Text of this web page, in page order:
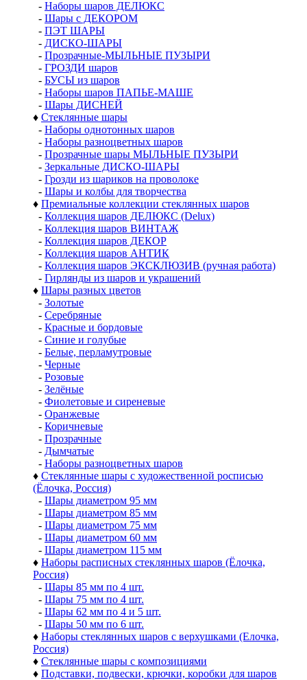
- Наборы шаров ДЕЛЮКС
- Шары с ДЕКОРОМ
- ПЭТ ШАРЫ
- ДИСКО-ШАРЫ
- Прозрачные-МЫЛЬНЫЕ ПУЗЫРИ
- ГРОЗДИ шаров
- БУСЫ из шаров
- Наборы шаров ПАПЬЕ-МАШЕ
- Шары ДИСНЕЙ
♦ Стеклянные шары
- Наборы однотонных шаров
- Наборы разноцветных шаров
- Прозрачные шары МЫЛЬНЫЕ ПУЗЫРИ
- Зеркальные ДИСКО-ШАРЫ
- Грозди из шариков на проволоке
- Шары и колбы для творчества
♦ Премиальные коллекции стеклянных шаров
- Коллекция шаров ДЕЛЮКС (Delux)
- Коллекция шаров ВИНТАЖ
- Коллекция шаров ДЕКОР
- Коллекция шаров АНТИК
- Коллекция шаров ЭКСКЛЮЗИВ (ручная работа)
- Гирлянды из шаров и украшений
♦ Шары разных цветов
- Золотые
- Серебряные
- Красные и бордовые
- Синие и голубые
- Белые, перламутровые
- Черные
- Розовые
- Зелёные
- Фиолетовые и сиреневые
- Оранжевые
- Коричневые
- Прозрачные
- Дымчатые
- Наборы разноцветных шаров
♦ Стеклянные шары с художественной росписью
(Ёлочка, Россия)
- Шары диаметром 95 мм
- Шары диаметром 85 мм
- Шары диаметром 75 мм
- Шары диаметром 60 мм
- Шары диаметром 115 мм
♦ Наборы расписных стеклянных шаров (Ёлочка,
Россия)
- Шары 85 мм по 4 шт.
- Шары 75 мм по 4 шт.
- Шары 62 мм по 4 и 5 шт.
- Шары 50 мм по 6 шт.
♦ Наборы стеклянных шаров с верхушками (Елочка,
Россия)
♦ Стеклянные шары с композициями
♦ Подставки, подвески, крючки, коробки для шаров